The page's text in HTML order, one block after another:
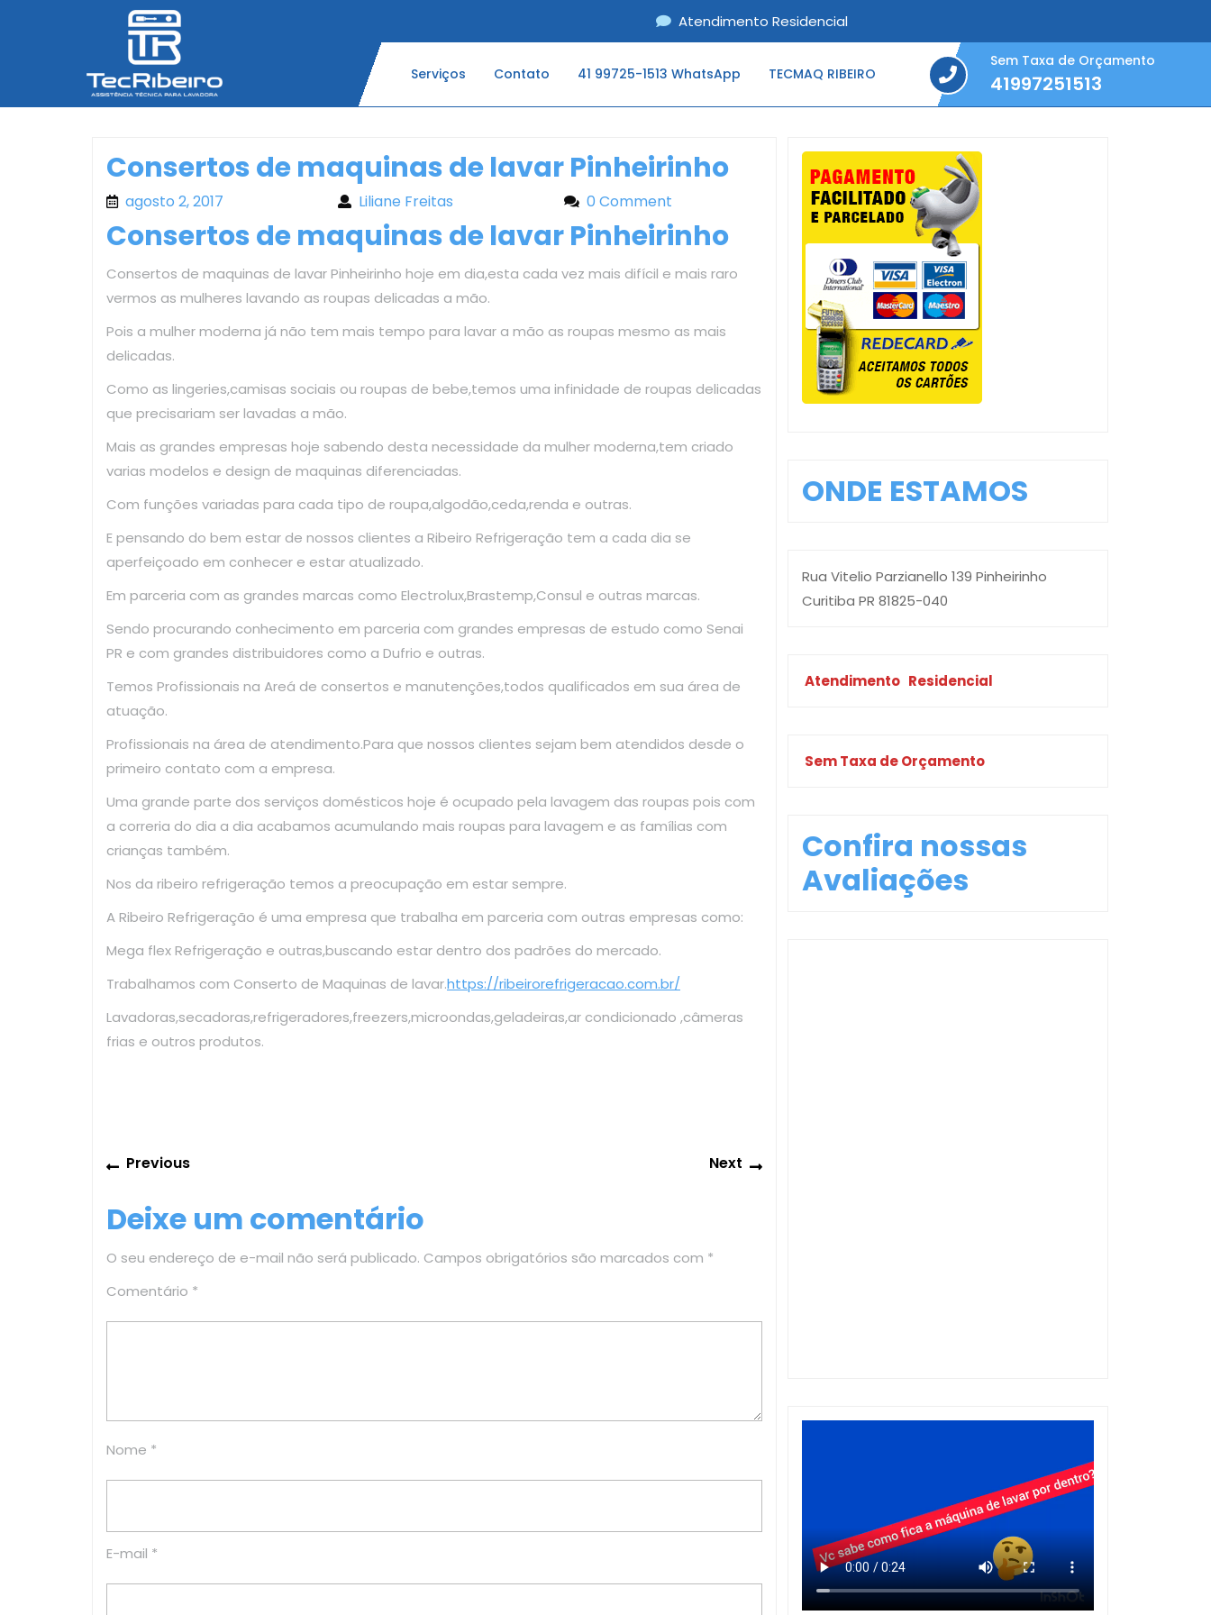
Atendimento Residencial
Serviços Contato 41 99725-1513 WhatsApp TECMAQ RIBEIRO
Sem Taxa de Orçamento
41997251513
41997251513
Consertos de maquinas de lavar Pinheirinho
agosto 2, 2017 Liliane Freitas 0 Comment
Consertos de maquinas de lavar Pinheirinho
Consertos de maquinas de lavar Pinheirinho hoje em dia,esta cada vez mais difícil e mais raro
vermos as mulheres lavando as roupas delicadas a mão.
Pois a mulher moderna já não tem mais tempo para lavar a mão as roupas mesmo as mais
delicadas.
Como as lingeries,camisas sociais ou roupas de bebe,temos uma infinidade de roupas delicadas
que precisariam ser lavadas a mão.
Mais as grandes empresas hoje sabendo desta necessidade da mulher moderna,tem criado
varias modelos e design de maquinas diferenciadas.
Com funções variadas para cada tipo de roupa,algodão,ceda,renda e outras.
E pensando do bem estar de nossos clientes a Ribeiro Refrigeração tem a cada dia se
aperfeiçoado em conhecer e estar atualizado.
Em parceria com as grandes marcas como Electrolux,Brastemp,Consul e outras marcas.
Sendo procurando conhecimento em parceria com grandes empresas de estudo como Senai
PR e com grandes distribuidores como a Dufrio e outras.
Temos Profissionais na Areá de consertos e manutenções,todos qualificados em sua área de
atuação.
Profissionais na área de atendimento.Para que nossos clientes sejam bem atendidos desde o
primeiro contato com a empresa.
Uma grande parte dos serviços domésticos hoje é ocupado pela lavagem das roupas pois com
a correria do dia a dia acabamos acumulando mais roupas para lavagem e as famílias com
crianças também.
Nos da ribeiro refrigeração temos a preocupação em estar sempre.
A Ribeiro Refrigeração é uma empresa que trabalha em parceria com outras empresas como:
Mega flex Refrigeração e outras,buscando estar dentro dos padrões do mercado.
Trabalhamos com Conserto de Maquinas de lavar.https://ribeirorefrigeracao.com.br/
Lavadoras,secadoras,refrigeradores,freezers,microondas,geladeiras,ar condicionado ,câmeras
frias e outros produtos.
Navegação
Post
PreviousPrevious
Next
Next
Deixe um comentário
O seu endereço de e-mail não será publicado. Campos obrigatórios são marcados com *
Comentário *
Nome *
E-mail *
ONDE ESTAMOS
Rua Vitelio Parzianello 139 Pinheirinho
Curitiba PR 81825-040
Atendimento Residencial
Sem Taxa de Orçamento
Confira nossas
Avaliações